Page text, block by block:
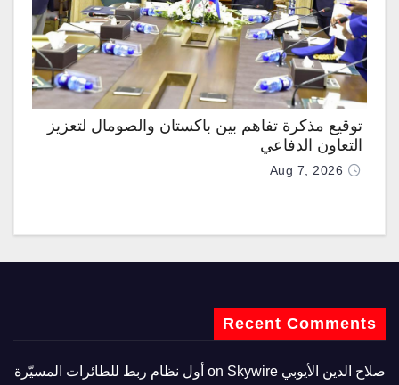
توقيع مذكرة تفاهم بين باكستان والصومال لتعزيز
التعاون الدفاعي
Aug 7, 2026
Recent Comments
صلاح الدين الأيوبي
Skywire أول نظام ربط للطائرات المسيّرة